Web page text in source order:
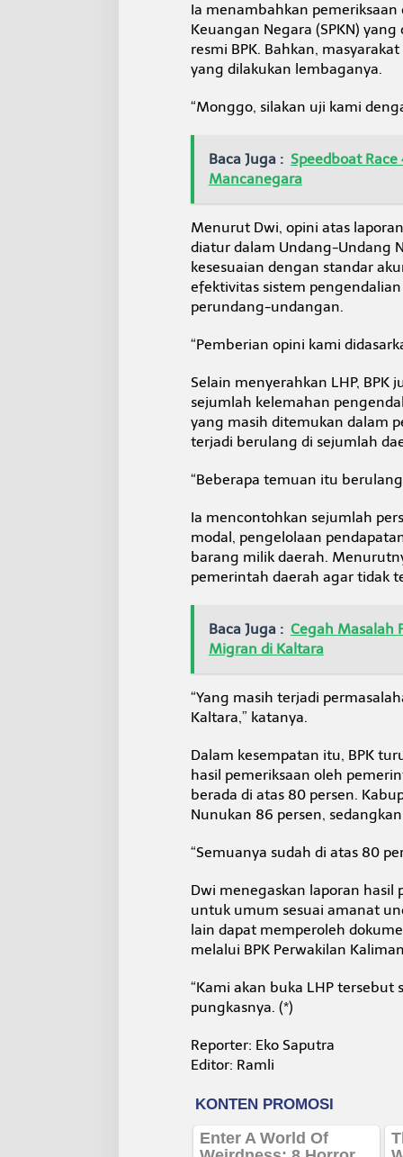
Ia menambahkan pemeriksaan
Keuangan Negara (SPKN)
resmi BPK. Bahkan,
yang dilakukan lembaganya.
“Monggo, silakan uji kami
Baca Juga : Speedboat
Mancanegara
Menurut Dwi, opini atas
diatur dalam Undang-Undang
kesesuaian dengan standar
efektivitas sistem
perundang-undangan.
“Pemberian opini kami
Selain menyerahkan LHP,
sejumlah kelemahan
yang masih ditemukan dalam
terjadi berulang di sejumlah
“Beberapa temuan itu
Ia mencontohkan sejumlah
modal, pengelolaan
barang milik daerah.
pemerintah daerah agar tidak
Baca Juga : Cegah Masalah
Migran di Kaltara
“Yang masih terjadi
Kaltara,” katanya.
Dalam kesempatan itu, BPK
hasil pemeriksaan oleh
berada di atas 80 persen.
Nunukan 86 persen,
“Semuanya sudah di atas 80
Dwi menegaskan laporan
untuk umum sesuai amanat
lain dapat memperoleh
melalui BPK Perwakilan
“Kami akan buka LHP tersebut
pungkasnya. (*)
Reporter: Eko Saputra
Editor: Ramli